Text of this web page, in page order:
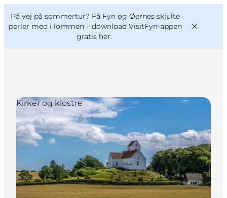
På vej på sommertur? Få Fyn og Øernes skjulte
perler med i lommen – download VisitFyn-appen
gratis her.
Oplevelser
Outdoor
Mad og drikke
Book lokale oplevelser
VisitFyn
Deutsch
Kirker og klostre